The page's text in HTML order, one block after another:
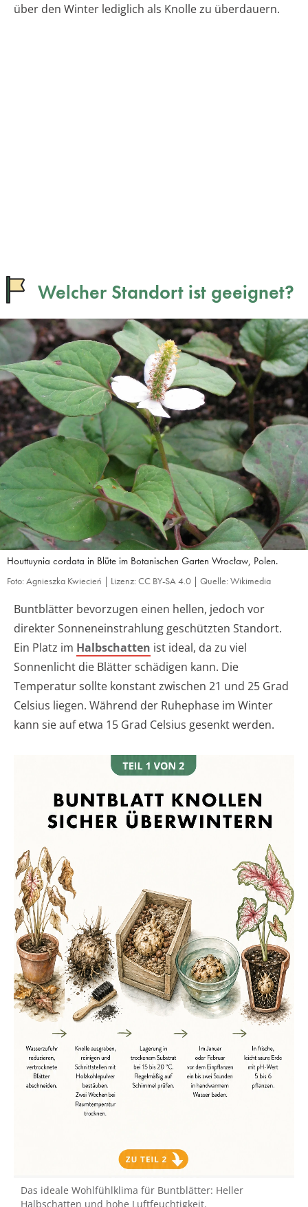
über den Winter lediglich als Knolle zu überdauern.
Welcher Standort ist geeignet?
Houttuynia cordata in Blüte im Botanischen Garten Wrocław, Polen.
Foto: Agnieszka Kwiecień | Lizenz: CC BY-SA 4.0 | Quelle: Wikimedia
Buntblätter bevorzugen einen hellen, jedoch vor
direkter Sonneneinstrahlung geschützten Standort.
Ein Platz im Halbschatten ist ideal, da zu viel
Sonnenlicht die Blätter schädigen kann. Die
Temperatur sollte konstant zwischen 21 und 25 Grad
Celsius liegen. Während der Ruhephase im Winter
kann sie auf etwa 15 Grad Celsius gesenkt werden.
Das ideale Wohlfühlklima für Buntblätter: Heller
Halbschatten und hohe Luftfeuchtigkeit.